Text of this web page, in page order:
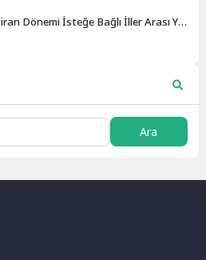
Dönemi İsteğe Bağlı İller Arası Yer